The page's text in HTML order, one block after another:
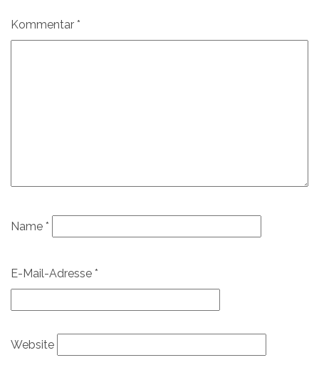
Kommentar *
Name *
E-Mail-Adresse *
Website